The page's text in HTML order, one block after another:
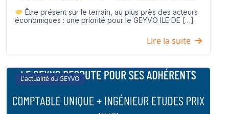
Être présent sur le terrain, au plus près des acteurs
économiques : une priorité pour le GEYVO ILE DE […]
Lire la suite
L'actualité du GEYVO